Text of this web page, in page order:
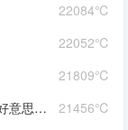
22084℃
22052℃
21809℃
21456℃
定要赢